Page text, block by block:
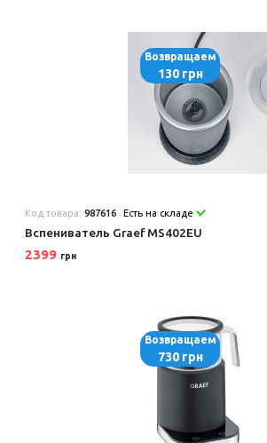
Возвращаем
130 грн
Код товара:987616 Есть на складе
Вспениватель Graef MS402EU
2399 грн
Возвращаем
730 грн